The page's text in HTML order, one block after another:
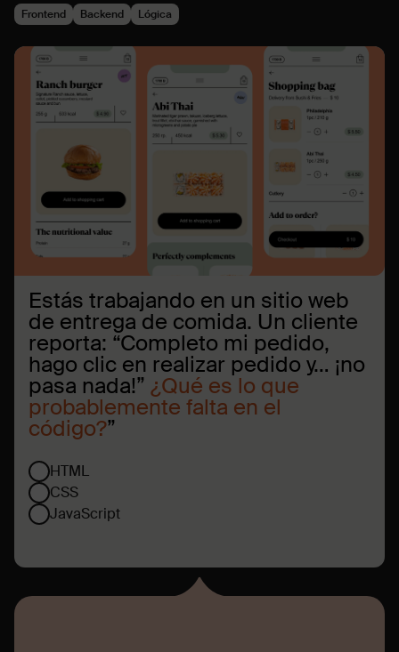
Frontend Backend Lógica
Estás trabajando en un sitio web
de entrega de comida. Un cliente
reporta: “Completo mi pedido,
hago clic en realizar pedido y… ¡no
pasa nada!” ¿Qué es lo que
probablemente falta en el
código?”
HTML
CSS
JavaScript